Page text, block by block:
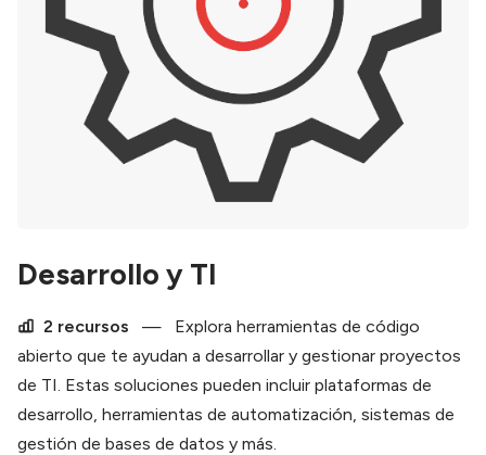
Desarrollo y TI
2 recursos —
Explora herramientas de código
abierto que te ayudan a desarrollar y gestionar proyectos
de TI. Estas soluciones pueden incluir plataformas de
desarrollo, herramientas de automatización, sistemas de
gestión de bases de datos y más.